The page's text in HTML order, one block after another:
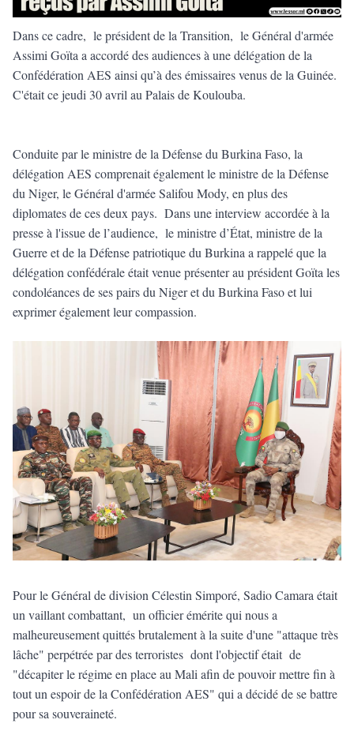
Dans ce cadre, le président de la Transition, le Général d'armée
Assimi Goïta a accordé des audiences à une délégation de la
Confédération AES ainsi qu’à des émissaires venus de la Guinée.
C'était ce jeudi 30 avril au Palais de Koulouba.
Conduite par le ministre de la Défense du Burkina Faso, la
délégation AES comprenait également le ministre de la Défense
du Niger, le Général d'armée Salifou Mody, en plus des
diplomates de ces deux pays. Dans une interview accordée à la
presse à l'issue de l’audience, le ministre d’État, ministre de la
Guerre et de la Défense patriotique du Burkina a rappelé que la
délégation confédérale était venue présenter au président Goïta les
condoléances de ses pairs du Niger et du Burkina Faso et lui
exprimer également leur compassion.
Pour le Général de division Célestin Simporé, Sadio Camara était
un vaillant combattant, un officier émérite qui nous a
malheureusement quittés brutalement à la suite d'une "attaque très
lâche" perpétrée par des terroristes dont l'objectif était de
"décapiter le régime en place au Mali afin de pouvoir mettre fin à
tout un espoir de la Confédération AES" qui a décidé de se battre
pour sa souveraineté.